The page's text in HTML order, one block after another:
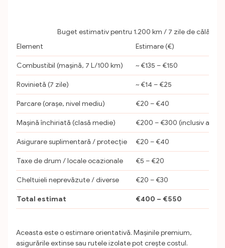
Buget estimativ pentru 1.200 km / 7 zile de călătorie
Element
Estimare (€)
Combustibil (mașină, 7 L/100 km) ~ €135 – €150
Rovinietă (7 zile) ~ €14 – €25
Parcare (orașe, nivel mediu) €20 – €40
Mașină închiriată (clasă medie) €200 – €300 (inclusiv
Asigurare suplimentară / protecție €20 – €40
Taxe de drum / locale ocazionale €5 – €20
Cheltuieli neprevăzute / diverse €20 – €30
Total estimat €400 – €550
Aceasta este o estimare orientativă. Mașinile premium,
asigurările extinse sau rutele izolate pot crește costul.